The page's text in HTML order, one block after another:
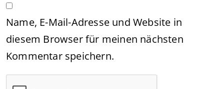
Name, E-Mail-Adresse und Website in
diesem Browser für meinen nächsten
Kommentar speichern.